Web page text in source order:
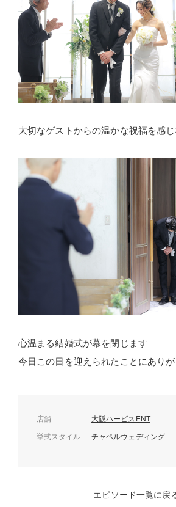
大切なゲストからの温かな祝福を感
心温まる結婚式が幕を閉じます
今日この日を迎えられたことにありが
店舗
大阪ハービスENT
挙式スタイル
チャペルウェディング
エピソード一覧に戻